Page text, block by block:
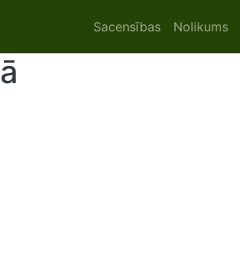
Main
Sacensības Nolikums